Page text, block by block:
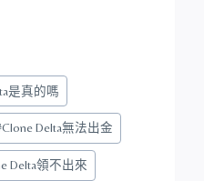
是真的嗎
Clone Delta無法出金
Delta領不出來